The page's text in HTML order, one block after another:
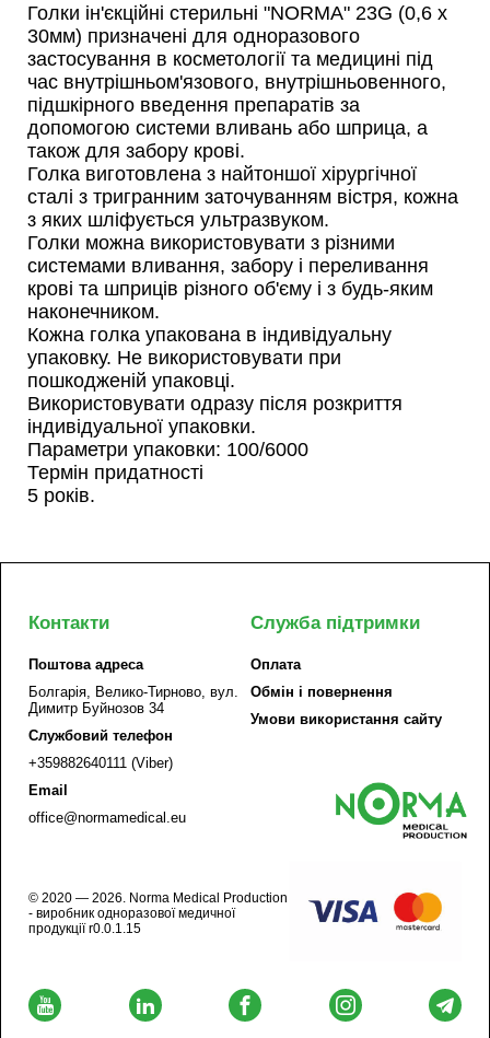
Голки ін'єкційні стерильні "NORMA" 23G (0,6 х
30мм) призначені для одноразового
застосування в косметології та медицині під
час внутрішньом'язового, внутрішньовенного,
підшкірного введення препаратів за
допомогою системи вливань або шприца, а
також для забору крові.
Голка виготовлена з найтоншої хірургічної
сталі з тригранним заточуванням вістря, кожна
з яких шліфується ультразвуком.
Голки можна використовувати з різними
системами вливання, забору і переливання
крові та шприців різного об'єму і з будь-яким
наконечником.
Кожна голка упакована в індивідуальну
упаковку. Не використовувати при
пошкодженій упаковці.
Використовувати одразу після розкриття
індивідуальної упаковки.
Параметри упаковки: 100/6000
Термін придатності
5 років.
Контакти
Поштова адреса
Болгарія, Велико-Тирново, вул.
Димитр Буйнозов 34
Службовий телефон
+359882640111 (Viber)
Email
office@normamedical.eu
Служба підтримки
Оплата
Обмін і повернення
Умови використання сайту
© 2020 — 2026. Norma Medical Production
- виробник одноразової медичної
продукції r0.0.1.15